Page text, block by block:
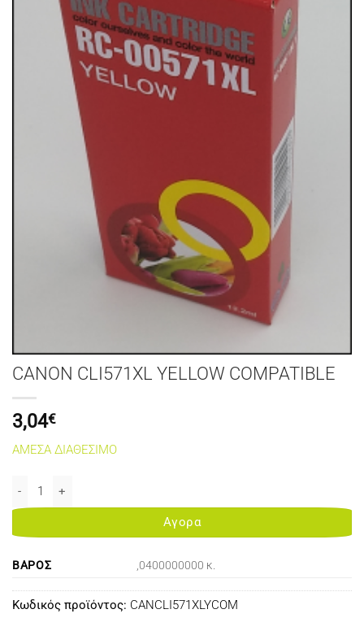
CANON CLI571XL YELLOW COMPATIBLE
3,04€
ΑΜΕΣΑ ΔΙΑΘΕΣΙΜΟ
CANON CLI571XL YELLOW COMPATIBLE ποσότητα
Αγορα
ΒΆΡΟΣ ,0400000000 κ.
Κωδικός προϊόντος: CANCLI571XLYCOM